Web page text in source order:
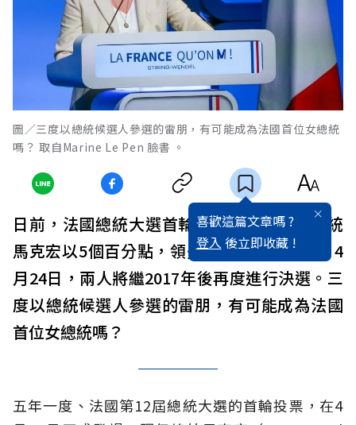
圖／三度以總統候選人參選的雷朋，有可能成為法國首位女總統
嗎？ 取自Marine Le Pen 臉書 。
喜歡這篇文章嗎 ?
登入 後立即收藏 !
日前，法國總統大選首輪投票登場，現任總統
馬克宏以5個百分點，領先極右派老將雷朋。4
月24日，兩人將繼2017年後再度進行決選。三
度以總統候選人參選的雷朋，有可能成為法國
首位女總統嗎？
五年一度、法國第12屆總統大選的首輪投票，在4